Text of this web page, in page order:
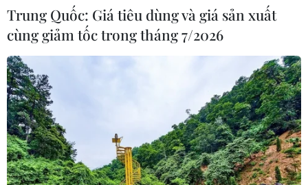
Trung Quốc: Giá tiêu dùng và giá sản xuất
cùng giảm tốc trong tháng 7/2026